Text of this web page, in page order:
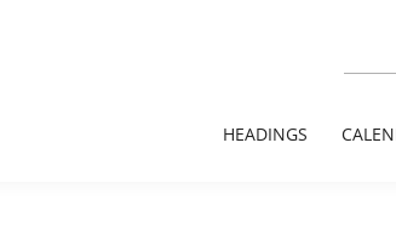
HEADINGS